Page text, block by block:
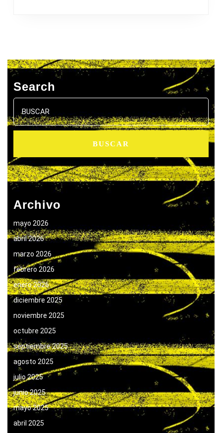
Search
Buscar:
Archivo
mayo 2026
abril 2026
marzo 2026
febrero 2026
enero 2026
diciembre 2025
noviembre 2025
octubre 2025
septiembre 2025
agosto 2025
julio 2025
junio 2025
mayo 2025
abril 2025